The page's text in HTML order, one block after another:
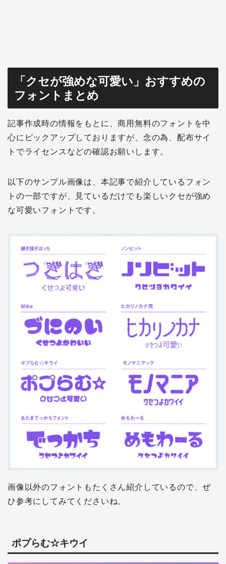
「クセが強めな可愛い」おすすめの
フォントまとめ
記事作成時の情報をもとに、商用無料のフォントを中
心にピックアップしておりますが、念の為、配布サイ
トでライセンスなどの確認お願いします。
以下のサンプル画像は、本記事で紹介しているフォン
トの一部ですが、見ているだけでも楽しいクセが強め
な可愛いフォントです。
画像以外のフォントもたくさん紹介しているので、ぜ
ひ参考にしてみてくださいね。
ポプらむ☆キウイ